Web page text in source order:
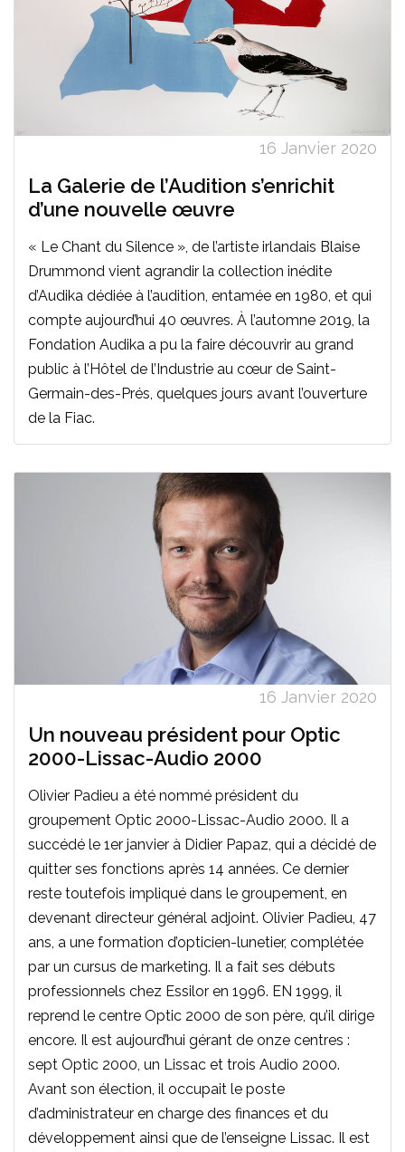
16 Janvier 2020
La Galerie de l’Audition s’enrichit
d’une nouvelle œuvre
« Le Chant du Silence », de l’artiste irlandais Blaise
Drummond vient agrandir la collection inédite
d’Audika dédiée à l’audition, entamée en 1980, et qui
compte aujourd’hui 40 œuvres. À l’automne 2019, la
Fondation Audika a pu la faire découvrir au grand
public à l’Hôtel de l’Industrie au cœur de Saint-
Germain-des-Prés, quelques jours avant l’ouverture
de la Fiac.
16 Janvier 2020
Un nouveau président pour Optic
2000-Lissac-Audio 2000
Olivier Padieu a été nommé président du
groupement Optic 2000-Lissac-Audio 2000. Il a
succédé le 1er janvier à Didier Papaz, qui a décidé de
quitter ses fonctions après 14 années. Ce dernier
reste toutefois impliqué dans le groupement, en
devenant directeur général adjoint. Olivier Padieu, 47
ans, a une formation d’opticien-lunetier, complétée
par un cursus de marketing. Il a fait ses débuts
professionnels chez Essilor en 1996. EN 1999, il
reprend le centre Optic 2000 de son père, qu’il dirige
encore. Il est aujourd’hui gérant de onze centres :
sept Optic 2000, un Lissac et trois Audio 2000.
Avant son élection, il occupait le poste
d’administrateur en charge des finances et du
développement ainsi que de l’enseigne Lissac. Il est